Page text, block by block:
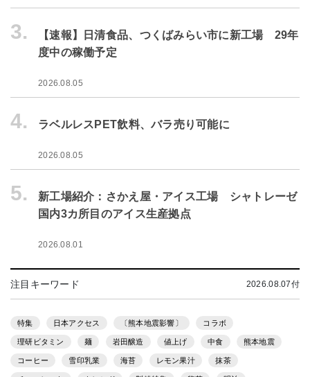
3.
【速報】日清食品、つくばみらい市に新工場 29年
度中の稼働予定
2026.08.05
4. ラベルレスPET飲料、バラ売り可能に
2026.08.05
5.
新工場紹介：さかえ屋・アイス工場 シャトレーゼ
国内3カ所目のアイス生産拠点
2026.08.01
注目キーワード 2026.08.07付
特集 日本アクセス 〔熊本地震影響〕 コラボ
理研ビタミン 麺 岩田醸造 値上げ 中食 熊本地震
コーヒー 雪印乳業 海苔 レモン果汁 抹茶